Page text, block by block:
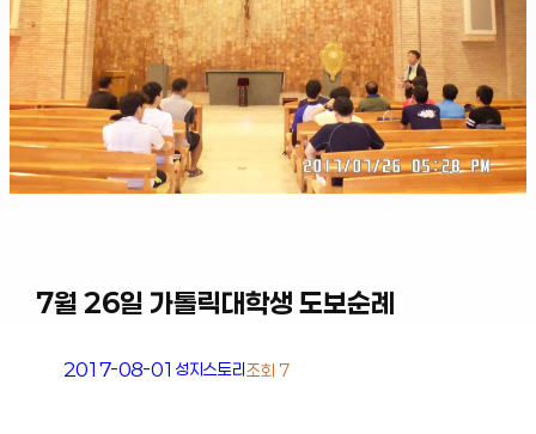
7월 26일 가톨릭대학생 도보순례
2017-08-01 성지스토리조회 7